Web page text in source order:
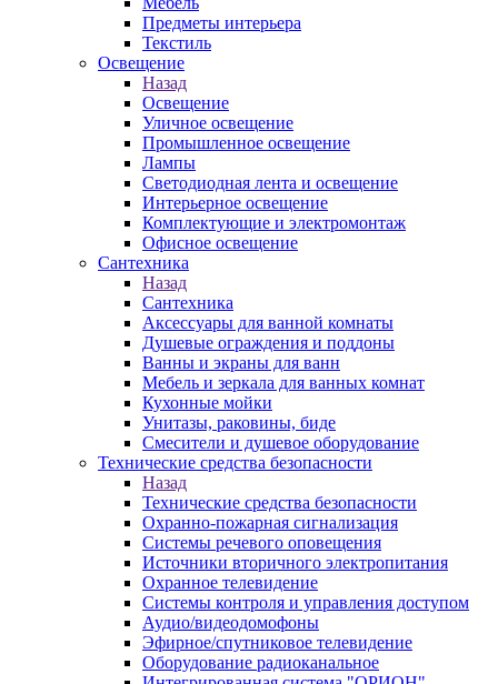
Предметы интерьера
Текстиль
Освещение
Назад
Освещение
Уличное освещение
Промышленное освещение
Лампы
Светодиодная лента и освещение
Интерьерное освещение
Комплектующие и электромонтаж
Офисное освещение
Сантехника
Назад
Сантехника
Аксессуары для ванной комнаты
Душевые ограждения и поддоны
Ванны и экраны для ванн
Мебель и зеркала для ванных комнат
Кухонные мойки
Унитазы, раковины, биде
Смесители и душевое оборудование
Технические средства безопасности
Назад
Технические средства безопасности
Охранно-пожарная сигнализация
Системы речевого оповещения
Источники вторичного электропитания
Охранное телевидение
Системы контроля и управления доступом
Аудио/видеодомофоны
Эфирное/спутниковое телевидение
Оборудование радиоканальное